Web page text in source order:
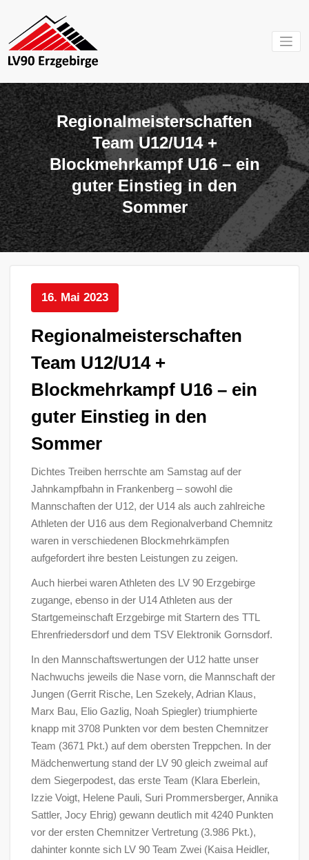
springen
e.V.
Mein Verein im
Regionalmeisterschaften
Team U12/U14 +
Blockmehrkampf U16 – ein
guter Einstieg in den
Sommer
16. Mai 2023
Regionalmeisterschaften
Team U12/U14 +
Blockmehrkampf U16 – ein
guter Einstieg in den
Sommer
Dichtes Treiben herrschte am Samstag auf der
Jahnkampfbahn in Frankenberg – sowohl die
Mannschaften der U12, der U14 als auch zahlreiche
Athleten der U16 aus dem Regionalverband Chemnitz
waren in verschiedenen Blockmehrkämpfen
aufgefordert ihre besten Leistungen zu zeigen.
Auch hierbei waren Athleten des LV 90 Erzgebirge
zugange, ebenso in der U14 Athleten aus der
Startgemeinschaft Erzgebirge mit Startern des TTL
Ehrenfriedersdorf und dem TSV Elektronik Gornsdorf.
In den Mannschaftswertungen der U12 hatte unser
Nachwuchs jeweils die Nase vorn, die Mannschaft der
Jungen (Gerrit Rische, Len Szekely, Adrian Klaus,
Marx Bau, Elio Gazlig, Noah Spiegler) triumphierte
knapp mit 3708 Punkten vor dem besten Chemnitzer
Team (3671 Pkt.) auf dem obersten Treppchen. In der
Mädchenwertung stand der LV 90 gleich zweimal auf
dem Siegerpodest, das erste Team (Klara Eberlein,
Izzie Voigt, Helene Pauli, Suri Prommersberger, Annika
Sattler, Jocy Ehrig) gewann deutlich mit 4240 Punkten
vor der ersten Chemnitzer Vertretung (3.986 Pkt.),
dahinter konnte sich LV 90 Team Zwei (Kaisa Heidler,